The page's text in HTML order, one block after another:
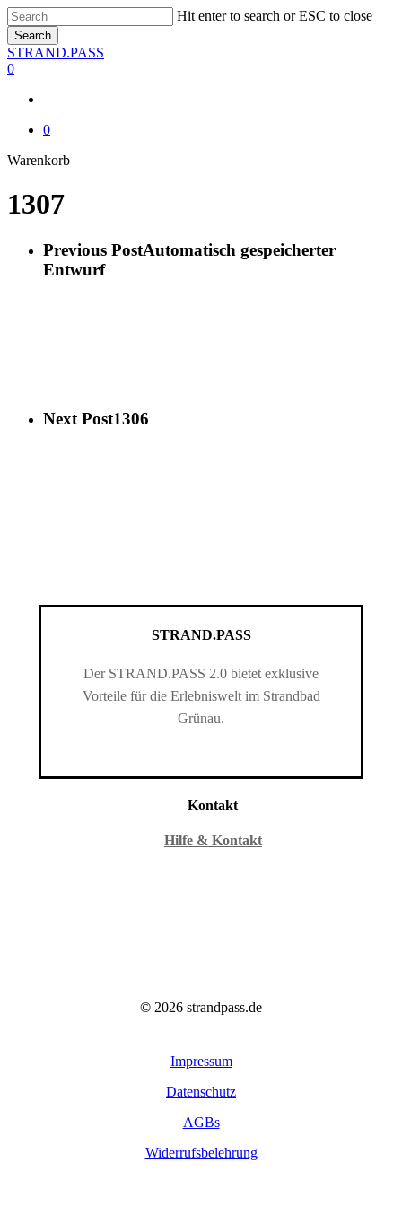
Skip
to
main
content
Hit enter to search or ESC to close
Search
Close
Search
STRAND.PASS
0
0
WarenkorbClose
1307
Previous PostAutomatisch gespeicherter
Entwurf
Next Post1306
STRAND.PASS
Der STRAND.PASS 2.0 bietet exklusive
Vorteile für die Erlebniswelt im Strandbad
Grünau.
Kontakt
Hilfe & Kontakt
© 2026 strandpass.de
Impressum
Datenschutz
AGBs
Widerrufsbelehrung